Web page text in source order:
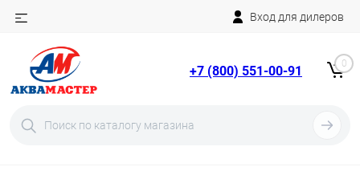
Вход для дилеров
+7 (800) 551-00-91 0